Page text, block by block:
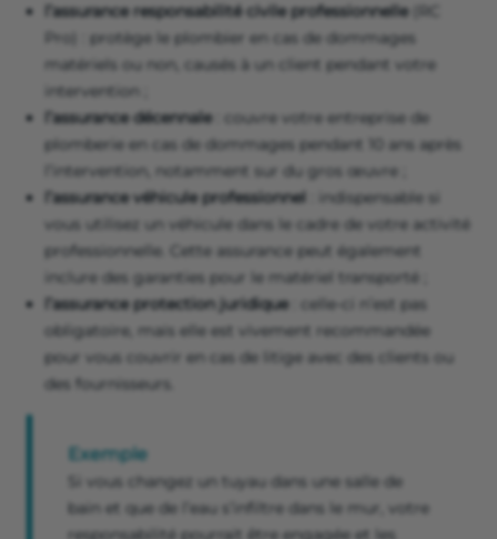
l’assurance responsabilité civile professionnelle(RC
Pro) : protège le plombier en cas de dommages
matériels ou non, causés à un client pendant votre
intervention ;
l’assurance décennale: couvre votre entreprise de
plomberie en cas de dommages pendant 10 ans après
l’intervention, notamment sur du gros œuvre ;
l’assurance véhicule professionnel : indispensable si
vous utilisez un véhicule dans le cadre de votre activité
professionnelle. Cette assurance peut également
inclure des garanties pour le matériel transporté ;
l’assurance protection juridique: celle-ci n’est pas
obligatoire, mais elle est vivement recommandée
pour vous couvrir en cas de litige avec des clients ou
des fournisseurs.
Exemple
Si vous changez un tuyau dans une salle de
bain et que de l’eau s’infiltre dans le mur, votre
responsabilité pourrait être engagée et les